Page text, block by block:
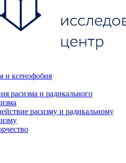
и ксенофобия
расизма и радикального
расизму и радикальному